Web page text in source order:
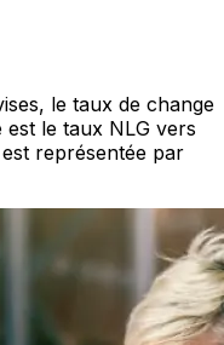
le taux de change
le taux NLG vers
représentée par